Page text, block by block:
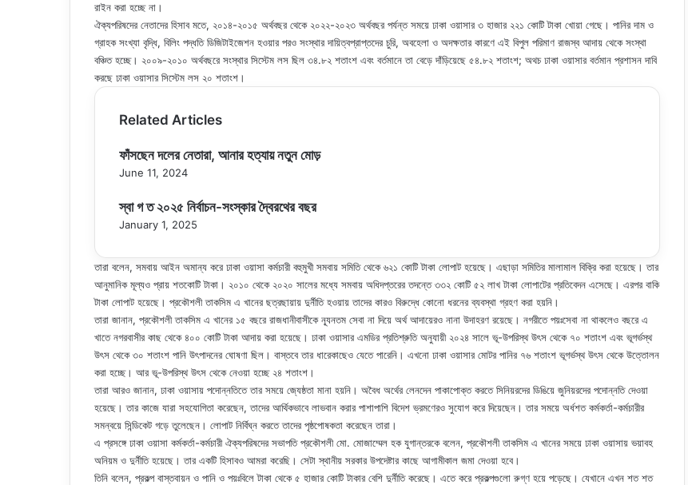
রাইন করা হচ্ছে না।
ঐক্যপরিষদের নেতাদের হিসাব মতে, ২০১৪-২০১৫ অর্থবছর থেকে ২০২২-২০২৩ অর্থবছর পর্যন্ত সময়ে ঢাকা ওয়াসার ৩ হাজার ২২১ কোটি টাকা খোয়া গেছে। পানির দাম ও
গ্রাহক সংখ্যা বৃদ্ধি, বিলিং পদ্ধতি ডিজিটাইজেশন হওয়ার পরও সংস্থার দায়িত্বপ্রাপ্তদের চুরি, অবহেলা ও অদক্ষতার কারণে এই বিপুল পরিমাণ রাজস্ব আদায় থেকে সংস্থা
বঞ্চিত হচ্ছে। ২০০৯-২০১০ অর্থবছরে সংস্থার সিস্টেম লস ছিল ৩৪.৮২ শতাংশ এবং বর্তমানে তা বেড়ে দাঁড়িয়েছে ৫৪.৮২ শতাংশ; অথচ ঢাকা ওয়াসার বর্তমান প্রশাসন দাবি
করছে ঢাকা ওয়াসার সিস্টেম লস ২০ শতাংশ।
Related Articles
ফাঁসছেন দলের নেতারা, আনার হত্যায় নতুন মোড়
June 11, 2024
স্বা গ ত ২০২৫ নির্বাচন-সংস্কার দ্বৈরথের বছর
January 1, 2025
তারা বলেন, সমবায় আইন অমান্য করে ঢাকা ওয়াসা কর্মচারী বহুমুখী সমবায় সমিতি থেকে ৬২১ কোটি টাকা লোপাট হয়েছে। এছাড়া সমিতির মালামাল বিক্রি করা হয়েছে। তার
আনুমানিক মূল্যও প্রায় শতকোটি টাকা। ২০১০ থেকে ২০২০ সালের মধ্যে সমবায় অধিদপ্তরের তদন্তে ৩৩২ কোটি ৫২ লাখ টাকা লোপাটের প্রতিবেদন এসেছে। এরপর বাকি
টাকা লোপাট হয়েছে। প্রকৌশলী তাকসিম এ খানের ছত্রছায়ায় দুর্নীতি হওয়ায় তাদের কারও বিরুদ্ধে কোনো ধরনের ব্যবস্থা গ্রহণ করা হয়নি।
তারা জানান, প্রকৌশলী তাকসিম এ খানের ১৫ বছরে রাজধানীবাসীকে ন্যূনতম সেবা না দিয়ে অর্থ আদায়েরও নানা উদাহরণ রয়েছে। নগরীতে পয়ঃসেবা না থাকলেও বছরে এ
খাতে নগরবাসীর কাছ থেকে ৪০০ কোটি টাকা আদায় করা হয়েছে। ঢাকা ওয়াসার এমডির প্রতিশ্রুতি অনুযায়ী ২০২৪ সালে ভূ-উপরিস্থ উৎস থেকে ৭০ শতাংশ এবং ভূগর্ভস্থ
উৎস থেকে ৩০ শতাংশ পানি উৎপাদনের ঘোষণা ছিল। বাস্তবে তার ধারেকাছেও যেতে পারেনি। এখনো ঢাকা ওয়াসার মোটর পানির ৭৬ শতাংশ ভূগর্ভস্থ উৎস থেকে উত্তোলন
করা হচ্ছে। আর ভূ-উপরিস্থ উৎস থেকে নেওয়া হচ্ছে ২৪ শতাংশ।
তারা আরও জানান, ঢাকা ওয়াসায় পদোন্নতিতে তার সময়ে জ্যেষ্ঠতা মানা হয়নি। অবৈধ অর্থের লেনদেন পাকাপোক্ত করতে সিনিয়রদের ডিঙিয়ে জুনিয়রদের পদোন্নতি দেওয়া
হয়েছে। তার কাজে যারা সহযোগিতা করেছেন, তাদের আর্থিকভাবে লাভবান করার পাশাপাশি বিদেশ ভ্রমণেরও সুযোগ করে দিয়েছেন। তার সময়ে অর্ধশত কর্মকর্তা-কর্মচারীর
সমন্বয়ে সিন্ডিকেট গড়ে তুলেছেন। লোপাট নির্বিঘ্ন করতে তাদের পৃষ্ঠপোষকতা করেছেন তারা।
এ প্রসঙ্গে ঢাকা ওয়াসা কর্মকর্তা-কর্মচারী ঐক্যপরিষদের সভাপতি প্রকৌশলী মো. মোজাম্মেল হক যুগান্তরকে বলেন, প্রকৌশলী তাকসিম এ খানের সময়ে ঢাকা ওয়াসায় ভয়াবহ
অনিয়ম ও দুর্নীতি হয়েছে। তার একটি হিসাবও আমরা করেছি। সেটা স্থানীয় সরকার উপদেষ্টার কাছে আগামীকাল জমা দেওয়া হবে।
তিনি বলেন, প্রকল্প বাস্তবায়ন ও পানি ও পয়ঃবিলে টাকা থেকে ৫ হাজার কোটি টাকার বেশি দুর্নীতি করেছে। এতে করে প্রকল্পগুলো রুগ্ণ হয়ে পড়েছে। যেখানে এখন শত শত